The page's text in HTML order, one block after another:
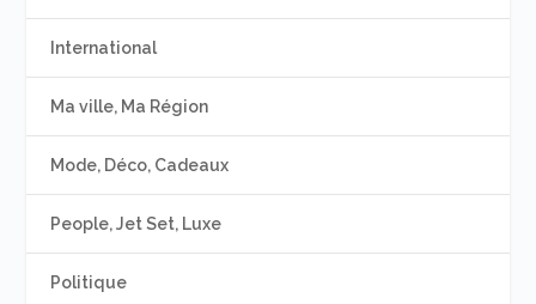
International
Ma ville, Ma Région
Mode, Déco, Cadeaux
People, Jet Set, Luxe
Politique